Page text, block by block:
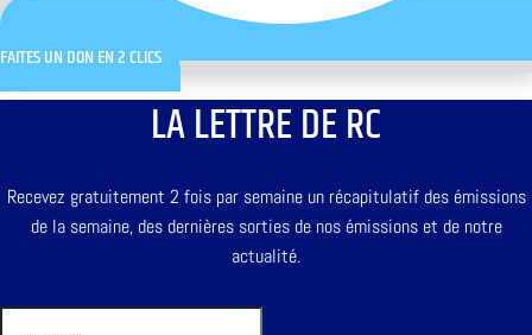
FAITES UN DON EN 2 CLICS
LA LETTRE DE RC
Recevez gratuitement 2 fois par semaine un récapitulatif des émissions
de la semaine, des dernières sorties de nos émissions et de notre
actualité.